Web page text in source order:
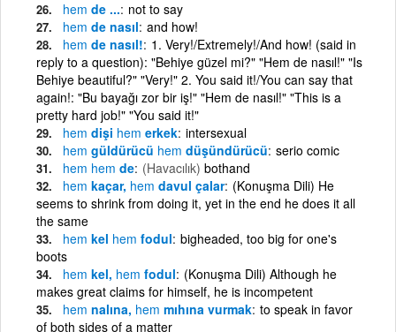
hem de ... not to say
hem de nasıl and how!
hem de nasıl! 1. Very!/Extremely!/And how! (said in
reply to a question): "Behiye güzel mi?" "Hem de nasıl!" "Is
Behiye beautiful?" "Very!" 2. You said it!/You can say that
again!: "Bu bayağı zor bir iş!" "Hem de nasıl!" "This is a
pretty hard job!" "You said it!"
hem dişi hem erkek intersexual
hem güldürücü hem düşündürücü serio comic
hem hem de (Havacılık) bothand
hem kaçar, hem davul çalar (Konuşma Dili) He
seems to shrink from doing it, yet in the end he does it all
the same
hem kel hem fodul bigheaded, too big for one's
boots
hem kel, hem fodul (Konuşma Dili) Although he
makes great claims for himself, he is incompetent
hem nalına, hem mıhına vurmak to speak in favor
of both sides of a matter